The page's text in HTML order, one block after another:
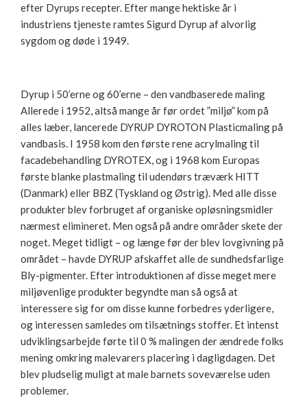
efter Dyrups recepter. Efter mange hektiske år i
industriens tjeneste ramtes Sigurd Dyrup af alvorlig
sygdom og døde i 1949.
Dyrup i 50’erne og 60’erne – den vandbaserede maling
Allerede i 1952, altså mange år før ordet ”miljø” kom på
alles læber, lancerede DYRUP DYROTON Plasticmaling på
vandbasis. I 1958 kom den første rene acrylmaling til
facadebehandling DYROTEX, og i 1968 kom Europas
første blanke plastmaling til udendørs træværk HITT
(Danmark) eller BBZ (Tyskland og Østrig). Med alle disse
produkter blev forbruget af organiske opløsningsmidler
nærmest elimineret. Men også på andre områder skete der
noget. Meget tidligt – og længe før der blev lovgivning på
området – havde DYRUP afskaffet alle de sundhedsfarlige
Bly-pigmenter. Efter introduktionen af disse meget mere
miljøvenlige produkter begyndte man så også at
interessere sig for om disse kunne forbedres yderligere,
og interessen samledes om tilsætnings stoffer. Et intenst
udviklingsarbejde førte til 0 % malingen der ændrede folks
mening omkring malevarers placering i dagligdagen. Det
blev pludselig muligt at male barnets soveværelse uden
problemer.